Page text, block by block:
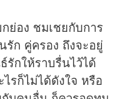
ย่อง ชมเชยกับการ
ก คู่ครอง ถึงจะอยู่
กให้ราบรื่นไว้ได้
รก็ไม่ได้ดังใจ หรือ